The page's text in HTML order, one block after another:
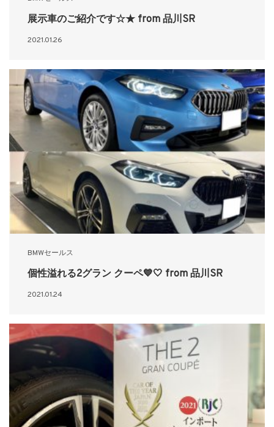
展示車のご紹介です☆★ from 品川SR
2021.01.26
BMWセールス
個性溢れる2グラン クーペ💙🤍 from 品川SR
2021.01.24